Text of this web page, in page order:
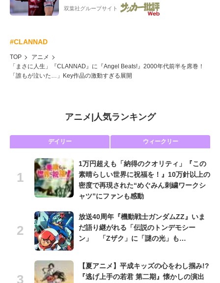
双葉社グループサイト
#CLANNAD
TOP
アニメ
「まさに人生」『CLANNAD』に『Angel Beats!』2000年代前半を席巻！
「誰もが泣いた…」Key作品の激動すぎる展開
アニメ 人気ランキング
デイリー ウィークリー
1万円超えも「納得のクオリティ」『この
素晴らしい世界に祝福を！』10万針以上の
密度で再現された“めぐみん刺繍ワークシ
ャツ”にファンも感動
放送40周年『機動戦士ガンダムZZ』いま
だ語り継がれる「伝説のトンデモシー
ン」 「Zザク」に「謎の光」も…
【夏アニメ】平成キッズの心をわし掴み!?
『逃げ上手の若君 第二期』懐かしの演出